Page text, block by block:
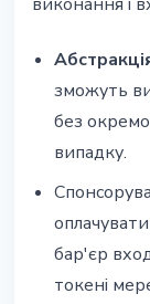
зможуть
без
випадку.
бар'єр
токені